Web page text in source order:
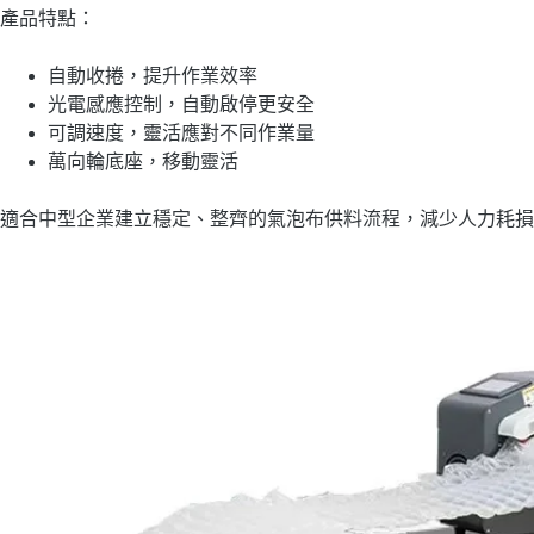
產品特點：
自動收捲，提升作業效率
光電感應控制，自動啟停更安全
可調速度，靈活應對不同作業量
萬向輪底座，移動靈活
適合中型企業建立穩定、整齊的氣泡布供料流程，減少人力耗